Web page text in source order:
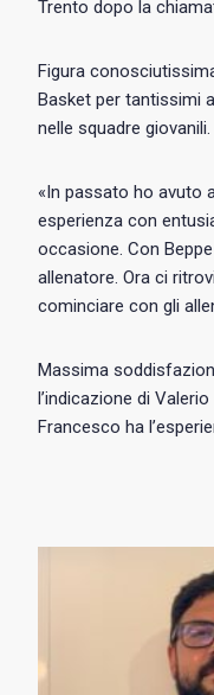
Trento dopo la
Figura
Basket per tantissimi
nelle squadre giovanili.
«In passato ho avuto
esperienza con
occasione. Con
allenatore. Ora ci
cominciare con gli
Massima
l’indicazione di
Francesco ha